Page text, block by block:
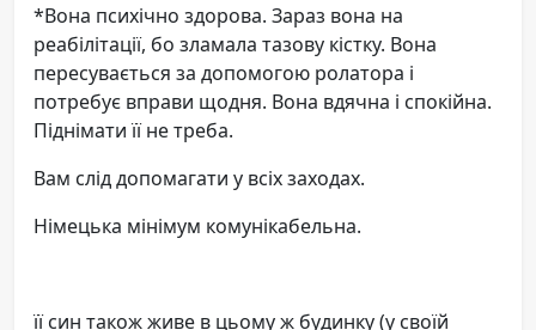
*Вона психічно здорова. Зараз вона на
реабілітації, бо зламала тазову кістку. Вона
пересувається за допомогою ролатора і
потребує вправи щодня. Вона вдячна і спокійна.
Піднімати її не треба.
Вам слід допомагати у всіх заходах.
Німецька мінімум комунікабельна.
її син також живе в цьому ж будинку (у своїй